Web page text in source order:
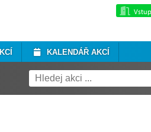
KALENDÁŘ AKCÍ